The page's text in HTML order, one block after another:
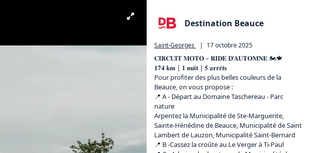
Destination Beauce
Saint-Georges | 17 octobre 2025
𝐂𝐈𝐑𝐂𝐔𝐈𝐓 𝐌𝐎𝐓𝐎 – 𝐑𝐈𝐃𝐄 𝐃’𝐀𝐔𝐓𝐎𝐌𝐍𝐄 🏍🍁
𝟏𝟕𝟒 𝐤𝐦 | 𝟏 𝐧𝐮𝐢𝐭 | 𝟓 𝐚𝐫𝐫𝐞̂𝐭𝐬
Pour profiter des plus belles couleurs de la
Beauce, on vous propose :
📍 A - Départ au Domaine Taschereau - Parc
nature
Arpentez la Municipalité de Ste-Marguerite,
Sainte-Hénédine de Beauce, Municipalité de Saint
Lambert de Lauzon, Municipalité Saint-Bernard
📍 B -Cassez la croûte au Le Verger à Ti-Paul